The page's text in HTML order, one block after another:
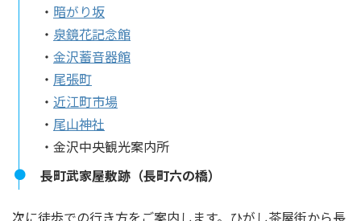
・ 暗がり坂
・ 泉鏡花記念館
・ 金沢蓄音器館
・ 尾張町
・ 近江町市場
・ 尾山神社
・金沢中央観光案内所
長町武家屋敷跡（長町六の橋）
次に徒歩での行き方をご案内します。ひがし茶屋街から長